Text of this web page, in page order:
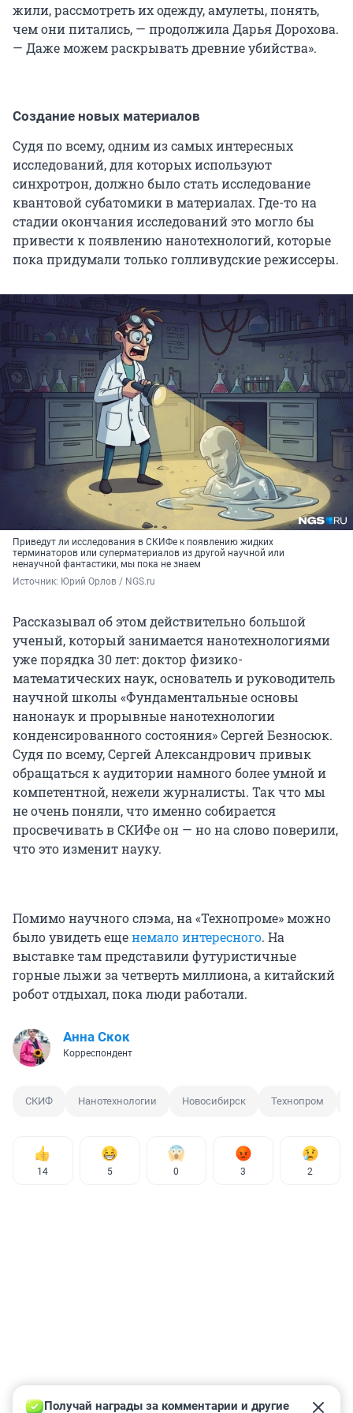
жили, рассмотреть их одежду, амулеты, понять,
чем они питались, — продолжила Дарья Дорохова.
— Даже можем раскрывать древние убийства».
Создание новых материалов
Судя по всему, одним из самых интересных
исследований, для которых используют
синхротрон, должно было стать исследование
квантовой субатомики в материалах. Где-то на
стадии окончания исследований это могло бы
привести к появлению нанотехнологий, которые
пока придумали только голливудские режиссеры.
Приведут ли исследования в СКИФе к появлению жидких
терминаторов или суперматериалов из другой научной или
ненаучной фантастики, мы пока не знаем
Источник: Юрий Орлов / NGS.ru
Рассказывал об этом действительно большой
ученый, который занимается нанотехнологиями
уже порядка 30 лет: доктор физико-
математических наук, основатель и руководитель
научной школы «Фундаментальные основы
нанонаук и прорывные нанотехнологии
конденсированного состояния» Сергей Безносюк.
Судя по всему, Сергей Александрович привык
обращаться к аудитории намного более умной и
компетентной, нежели журналисты. Так что мы
не очень поняли, что именно собирается
просвечивать в СКИФе он — но на слово поверили,
что это изменит науку.
Помимо научного слэма, на «Технопроме» можно
было увидеть ещенемало интересного. На
выставке там представили футуристичные
горные лыжи за четверть миллиона, а китайский
робот отдыхал, пока люди работали.
Анна Скок
Корреспондент
СКИФ Нанотехнологии Новосибирск Технопром
14 5 0 3 2
Получай награды за комментарии и другие